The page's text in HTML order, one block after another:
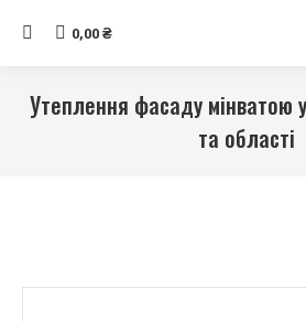
Search:0,00 ₴
Утеплення фасаду мінватою
та області